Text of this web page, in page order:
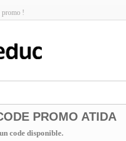
promo !
PROMO ATIDA
code disponible.